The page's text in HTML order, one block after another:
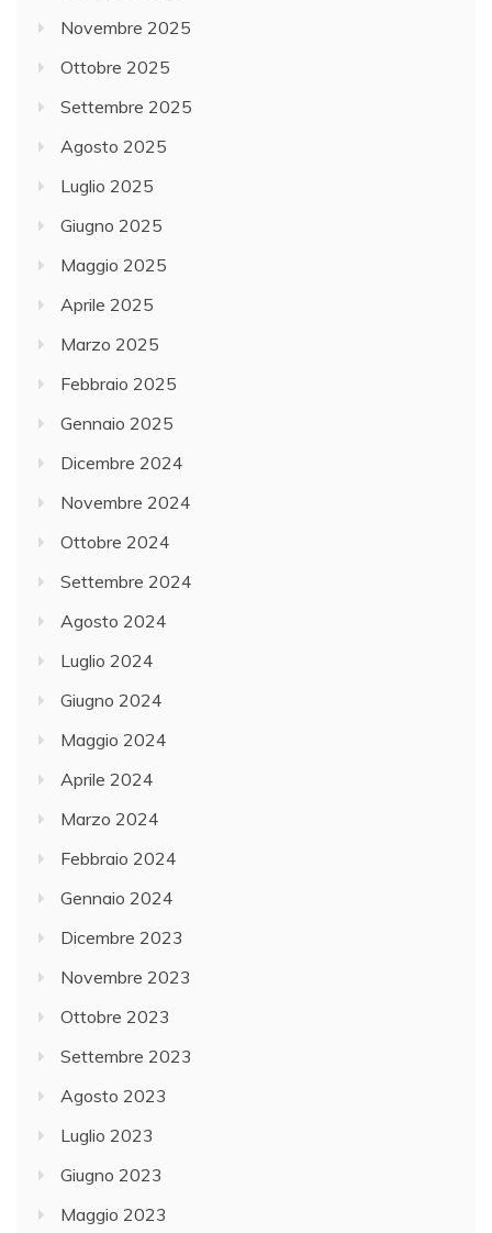
Novembre 2025
Ottobre 2025
Settembre 2025
Agosto 2025
Luglio 2025
Giugno 2025
Maggio 2025
Aprile 2025
Marzo 2025
Febbraio 2025
Gennaio 2025
Dicembre 2024
Novembre 2024
Ottobre 2024
Settembre 2024
Agosto 2024
Luglio 2024
Giugno 2024
Maggio 2024
Aprile 2024
Marzo 2024
Febbraio 2024
Gennaio 2024
Dicembre 2023
Novembre 2023
Ottobre 2023
Settembre 2023
Agosto 2023
Luglio 2023
Giugno 2023
Maggio 2023